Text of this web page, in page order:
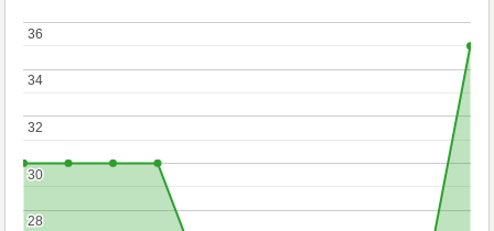
28
28
30
30
32
32
34
34
36
36